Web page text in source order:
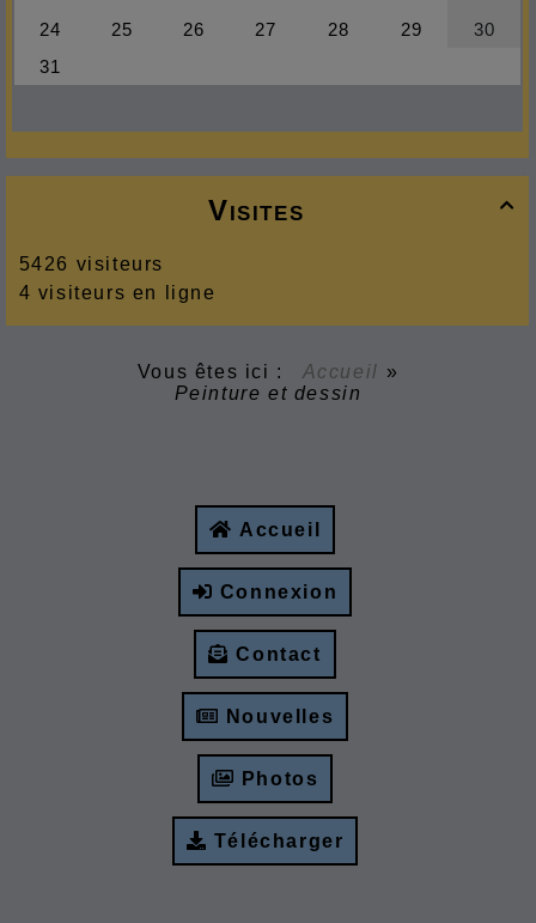

Visites
5426 visiteurs
4 visiteurs en ligne
Vous êtes ici : Accueil »
Peinture et dessin
Accueil
Connexion
Contact
Nouvelles
Photos
Télécharger